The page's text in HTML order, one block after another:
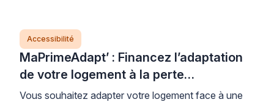
Accessibilité
MaPrimeAdapt’ : Financez l’adaptation
de votre logement à la perte
d’autonomie
Vous souhaitez adapter votre logement face à une